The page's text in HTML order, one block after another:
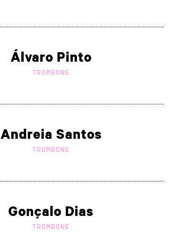
Álvaro Pinto
TROMBONE
Andreia Santos
TROMBONE
Gonçalo Dias
TROMBONE